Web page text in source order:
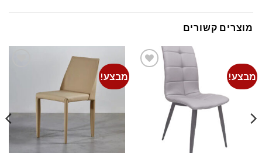
מוצרים קשורים
מבצע! מבצע!